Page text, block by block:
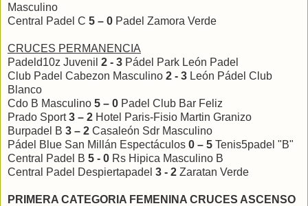
Masculino
Central Padel C 5 – 0 Padel Zamora Verde
CRUCES PERMANENCIA
Padeld10z Juvenil 2 - 3 Pádel Park León Padel
Club Padel Cabezon Masculino 2 - 3 León Pádel Club
Blanco
Cdo B Masculino 5 – 0 Padel Club Bar Feliz
Prado Sport3 – 2 Hotel Paris-Fisio Martin Granizo
Burpadel B 3 – 2 Casaleón Sdr Masculino
Pádel Blue San Millán Espectáculos 0 – 5 Tenis5padel "B"
Central Padel B 5 - 0 Rs Hipica Masculino B
Central Padel Despiertapadel 3 - 2 Zaratan Verde
PRIMERA CATEGORIA FEMENINA CRUCES ASCENSO